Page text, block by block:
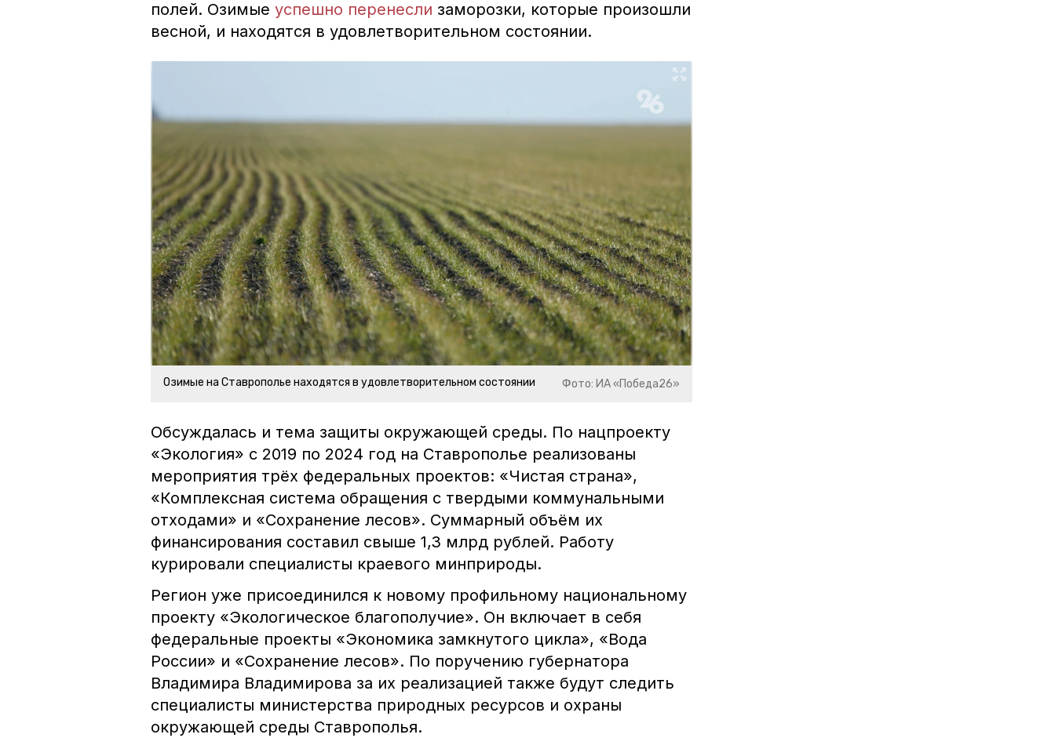
полей. Озимые успешно перенесли заморозки, которые произошли
весной, и находятся в удовлетворительном состоянии.
Озимые на Ставрополье находятся в удовлетворительном состоянии Фото: ИА «Победа26»
Обсуждалась и тема защиты окружающей среды. По нацпроекту
«Экология» с 2019 по 2024 год на Ставрополье реализованы
мероприятия трёх федеральных проектов: «Чистая страна»,
«Комплексная система обращения с твердыми коммунальными
отходами» и «Сохранение лесов». Суммарный объём их
финансирования составил свыше 1,3 млрд рублей. Работу
курировали специалисты краевого минприроды.
Регион уже присоединился к новому профильному национальному
проекту «Экологическое благополучие». Он включает в себя
федеральные проекты «Экономика замкнутого цикла», «Вода
России» и «Сохранение лесов». По поручению губернатора
Владимира Владимирова за их реализацией также будут следить
специалисты министерства природных ресурсов и охраны
окружающей среды Ставрополья.